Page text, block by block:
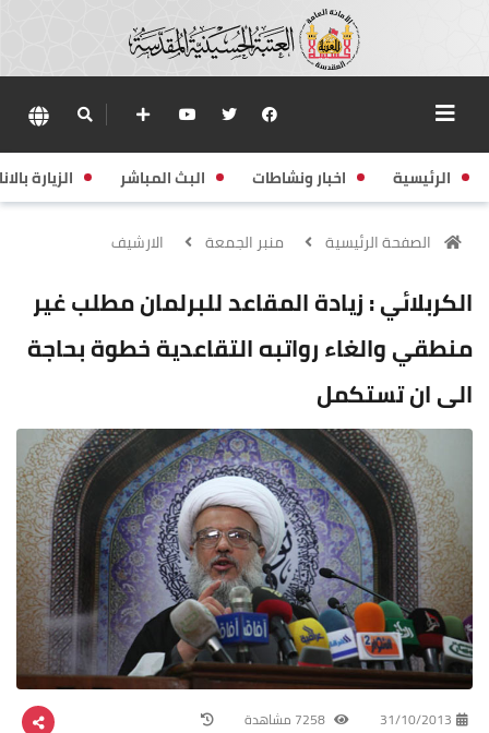
الرئيسية اخبار ونشاطات البث المباشر الزيارة
الصفحة الرئيسية منبر الجمعة الارشيف
الكربلائي : زيادة المقاعد للبرلمان مطلب غير
منطقي والغاء رواتبه التقاعدية خطوة بحاجة
الى ان تستكمل
31/10/2013